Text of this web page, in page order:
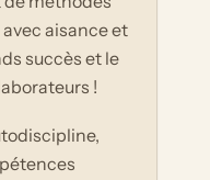
aisance et
succès et le
!